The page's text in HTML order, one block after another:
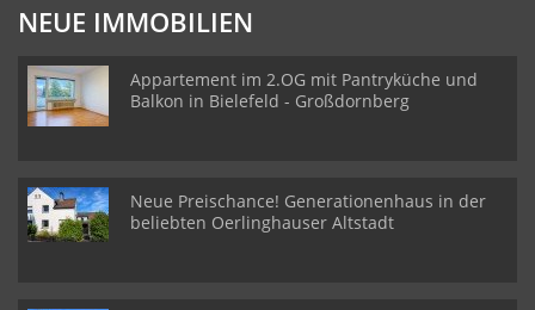
NEUE IMMOBILIEN
Appartement im 2.OG mit Pantryküche und
Balkon in Bielefeld - Großdornberg
Neue Preischance! Generationenhaus in der
beliebten Oerlinghauser Altstadt